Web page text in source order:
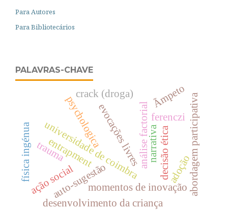
Para Autores
Para Bibliotecários
PALAVRAS-CHAVE
auto-sugestão
universidade de coimbra
psychologica
desenvolvimento da criança
análise factorialnarrativa
momentos de inovação
entrapmentevocações livres
crack (droga) abordagem participativa
ação social decisão ética
ferenczi
trauma
física ingénua
Ãmpeto
adoção